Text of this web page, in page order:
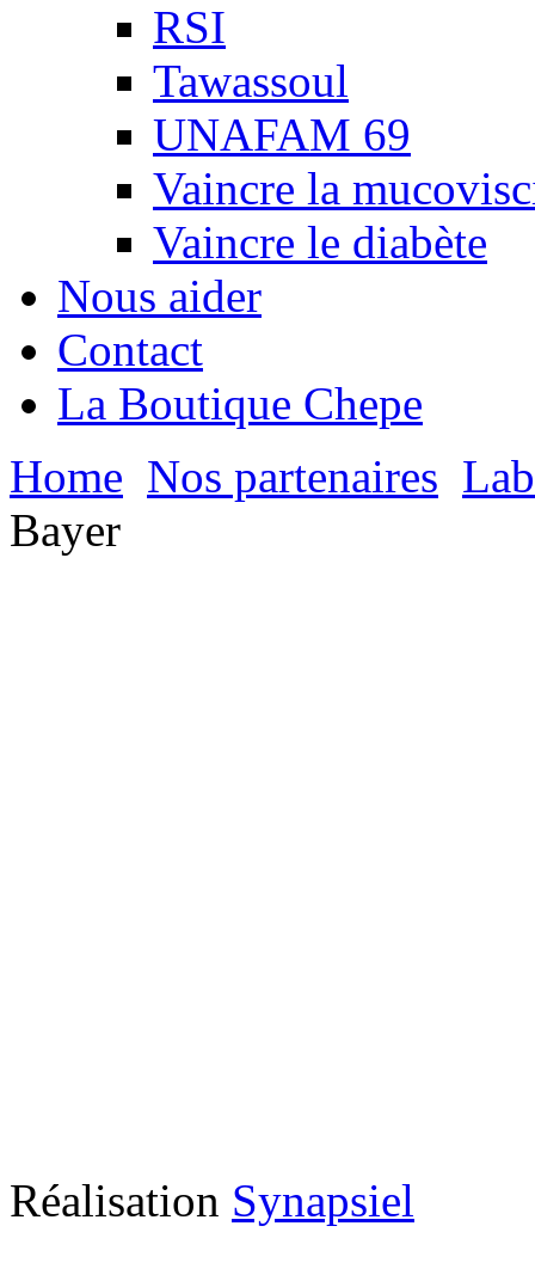
RSI
Tawassoul
UNAFAM 69
Vaincre la
Vaincre le diabète
Nous aider
Contact
La Boutique Chepe
Home Nos partenaires
Bayer
Réalisation Synapsiel